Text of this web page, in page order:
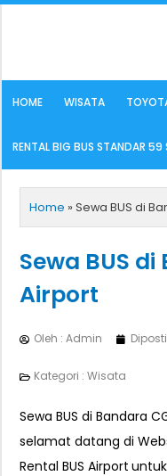
HOME WISATA
RENTAL BIG BUS STANDAR 59
Home » Sewa BUS di
Sewa BUS
Airport
Oleh : Admin
Kategori : Wisata
Sewa BUS di Bandara
selamat datang di
Rental BUS Airport